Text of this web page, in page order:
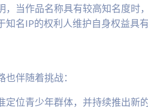
，当作品名称具有较高知名度时
知名IP的权利人维护自身权益具
也伴随着挑战：
定位青少年群体，并持续推出新